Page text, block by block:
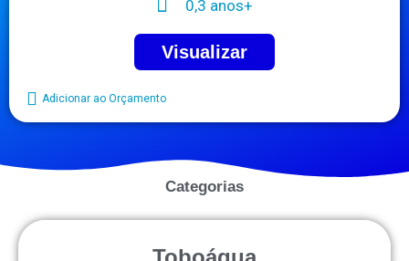
0,3 anos+
Visualizar
Adicionar ao Orçamento
Categorias